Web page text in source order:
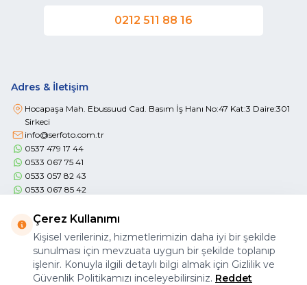
0212 511 88 16
Adres & İletişim
Hocapaşa Mah. Ebussuud Cad. Basım İş Hanı No:47 Kat:3 Daire:301
Sirkeci
info@serfoto.com.tr
0537 479 17 44
0533 067 75 41
0533 057 82 43
0533 067 85 42
Önemli Bilgiler
Çerez Kullanımı
Kişisel verileriniz, hizmetlerimizin daha iyi bir şekilde
sunulması için mevzuata uygun bir şekilde toplanıp
işlenir. Konuyla ilgili detaylı bilgi almak için Gizlilik ve
Güvenlik Politikamızı inceleyebilirsiniz. Reddet